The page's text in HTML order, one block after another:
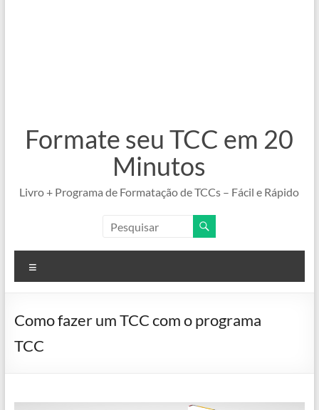
Formate seu TCC em 20
Minutos
Livro + Programa de Formatação de TCCs – Fácil e Rápido
Como fazer um TCC com o programa
TCC